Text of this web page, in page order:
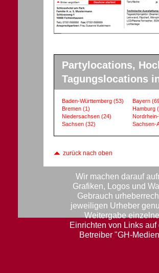
Partylocations,
Tagungslocations
Baden-Württemberg (53) Bayern
Bremen (1) Hamburg
Niedersachsen (24)
Sachsen (32) Sachsen-
zurück nach oben
Wir machen darauf
Grafiken, Logos und
Gebrauch
jeweiligen Urheber
Weitergabe
Einrichten von Links
Betreiber "GH-